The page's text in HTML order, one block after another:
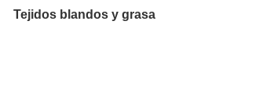
Tejidos blandos y grasa